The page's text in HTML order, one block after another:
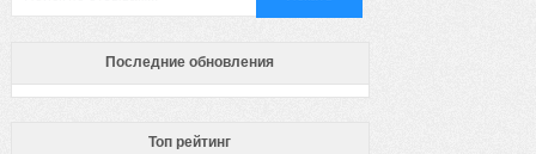
Последние обновления
Топ рейтинг